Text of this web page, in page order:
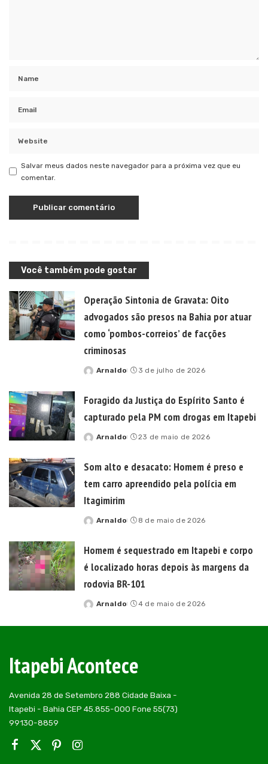
Salvar meus dados neste navegador para a próxima vez que eu
comentar.
Você também pode gostar
Operação Sintonia de Gravata: Oito
advogados são presos na Bahia por atuar
como ‘pombos-correios’ de facções
criminosas
Posted
Arnaldo 3 de julho de 2026
Foragido da Justiça do Espírito Santo é
capturado pela PM com drogas em Itapebi
Posted
Arnaldo 23 de maio de 2026
Som alto e desacato: Homem é preso e
tem carro apreendido pela polícia em
Itagimirim
Posted
Arnaldo 8 de maio de 2026
Homem é sequestrado em Itapebi e corpo
é localizado horas depois às margens da
rodovia BR-101
Posted
Arnaldo 4 de maio de 2026
Itapebi Acontece
Avenida 28 de Setembro 288 Cidade Baixa -
Itapebi - Bahia CEP 45.855-000 Fone 55(73)
99130-8859